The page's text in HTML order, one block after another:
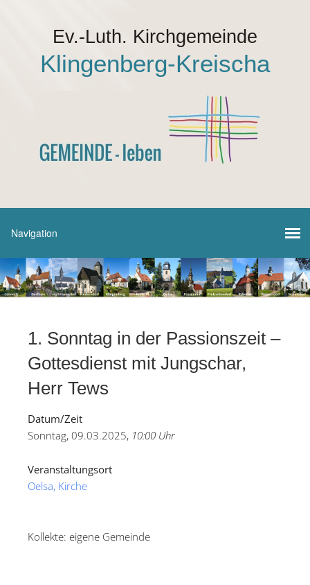
Ev.-Luth. Kirchgemeinde
Klingenberg-Kreischa
1. Sonntag in der Passionszeit –
Gottesdienst mit Jungschar,
Herr Tews
Datum/Zeit
Sonntag, 09.03.2025, 10:00 Uhr
Veranstaltungsort
Oelsa, Kirche
Kollekte: eigene Gemeinde